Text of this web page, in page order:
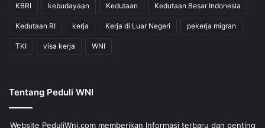
KBRI kebudayaan Kedutaan Kedutaan Besar Indonesia
Kedutaan RI kerja Kerja di Luar Negeri pekerja migran
TKI visa kerja WNI
Tentang Peduli WNI
Website PeduliWni.com memberikan Informasi terbaru dan penting